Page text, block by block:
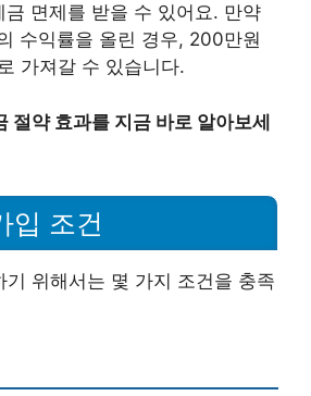
면제를 받을 수 있어요. 만약
수익률을 올린 경우, 200만원
가져갈 수 있습니다.
절약 효과를 지금 바로 알아보세
입 조건
기 위해서는 몇 가지 조건을 충족